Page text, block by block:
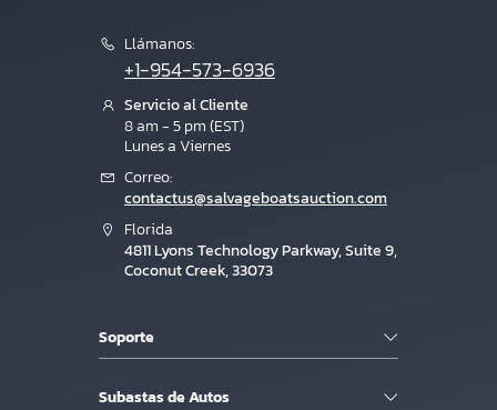
Llámanos:
+1-954-573-6936
Servicio al Cliente
8 am - 5 pm (EST)
Lunes a Viernes
Correo:
contactus@salvageboatsauction.com
Florida
4811 Lyons Technology Parkway, Suite 9,
Coconut Creek, 33073
Soporte
Subastas de Autos